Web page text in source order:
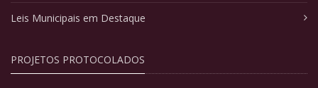
Leis Municipais em Destaque
PROJETOS PROTOCOLADOS